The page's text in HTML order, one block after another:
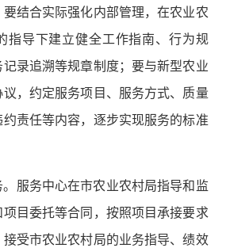
结合实际强化内部管理，在农业农
指导下建立健全工作指南、行为规
录追溯等规章制度；要与新型农业
，约定服务项目、服务方式、质量
责任等内容，逐步实现服务的标准
。服务中心在市农业农村局指导和监
目委托等合同，按照项目承接要求
受市农业农村局的业务指导、绩效